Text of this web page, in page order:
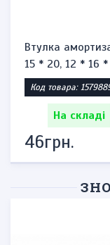
Втулка
15 * 20, 12 * 16
Код товара:
На складі
46грн.